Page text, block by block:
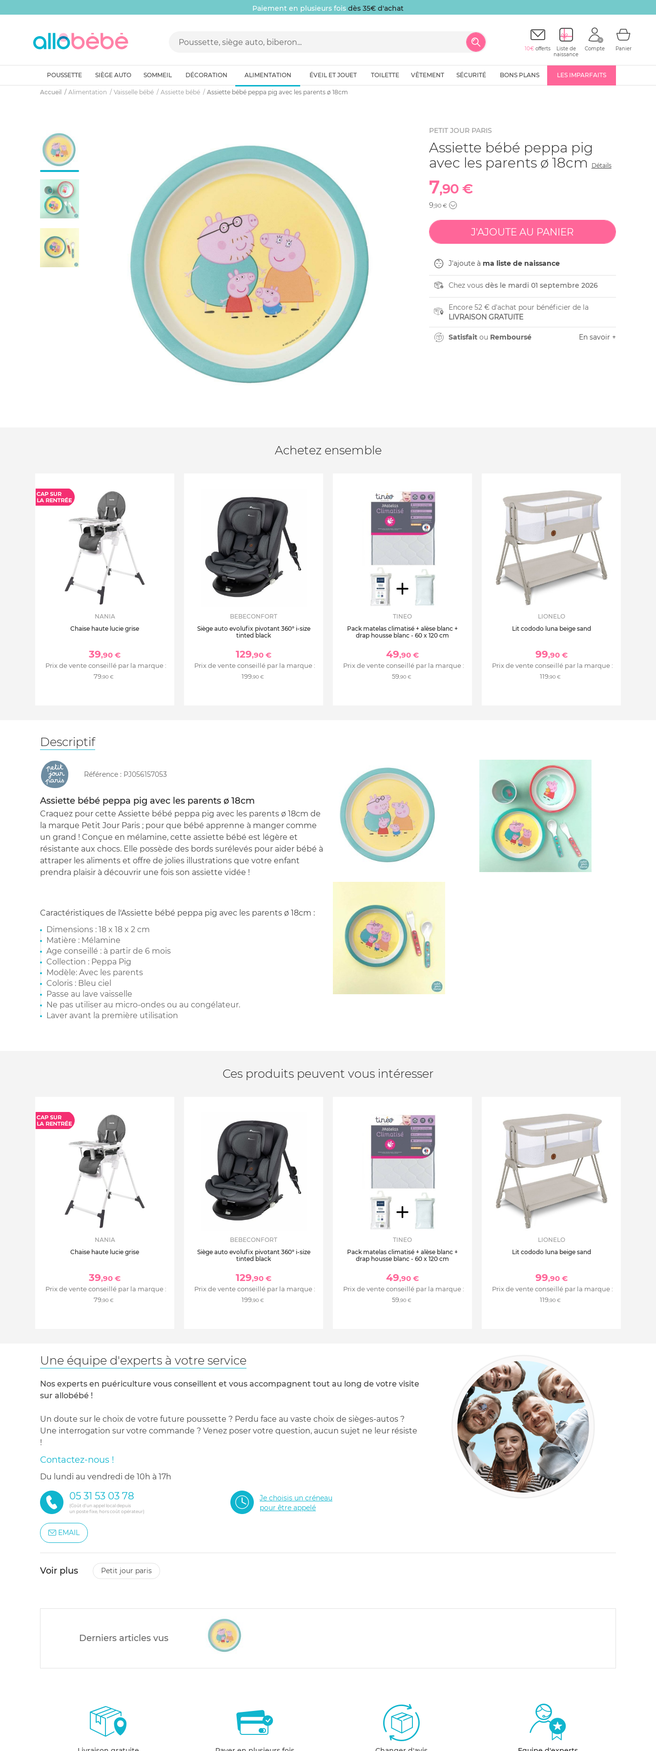
Paiement en plusieurs fois dès 35€ d'achat
10€ offerts
Liste de
naissance
Compte Panier
POUSSETTE SIÈGE AUTO SOMMEIL DÉCORATION ALIMENTATION ÉVEIL ET JOUET TOILETTE VÊTEMENT SÉCURITÉ BONS PLANS LES IMPARFAITS
Accueil Alimentation Vaisselle bébé Assiette bébé Assiette bébé peppa pig avec les parents ø 18cm
PETIT JOUR PARIS
Assiette bébé peppa pig
avec les parents ø 18cm
Détails
7,90 €
9,90 €
J'ajoute à ma liste de naissance
Chez vous dès le mardi 01 septembre 2026
Encore 52 € d'achat pour bénéficier de la
LIVRAISON GRATUITE
Satisfaitou Remboursé En savoir +
Achetez ensemble
NANIA
Chaise haute lucie grise
39,90 €
Prix de vente conseillé par la marque :
79,90 €
BEBECONFORT
Siège auto evolufix pivotant 360° i-size
tinted black
129,90 €
Prix de vente conseillé par la marque :
199,90 €
TINEO
Pack matelas climatisé + alèse blanc +
drap housse blanc - 60 x 120 cm
49,90 €
Prix de vente conseillé par la marque :
59,90 €
LIONELO
Lit cododo luna beige sand
99,90 €
Prix de vente conseillé par la marque :
119,90 €
Descriptif
Référence : PJ056157053
Assiette bébé peppa pig avec les parents ø 18cm
Craquez pour cette Assiette bébé peppa pig avec les parents ø 18cm de
la marque Petit Jour Paris ; pour que bébé apprenne à manger comme
un grand ! Conçue en mélamine, cette assiette bébé est légère et
résistante aux chocs. Elle possède des bords surélevés pour aider bébé à
attraper les aliments et offre de jolies illustrations que votre enfant
prendra plaisir à découvrir une fois son assiette vidée !
Caractéristiques de l'Assiette bébé peppa pig avec les parents ø 18cm :
Dimensions : 18 x 18 x 2 cm
Matière : Mélamine
Age conseillé : à partir de 6 mois
Collection : Peppa Pig
Modèle: Avec les parents
Coloris : Bleu ciel
Passe au lave vaisselle
Ne pas utiliser au micro-ondes ou au congélateur.
Laver avant la première utilisation
Ces produits peuvent vous intéresser
NANIA
Chaise haute lucie grise
39,90 €
Prix de vente conseillé par la marque :
79,90 €
BEBECONFORT
Siège auto evolufix pivotant 360° i-size
tinted black
129,90 €
Prix de vente conseillé par la marque :
199,90 €
TINEO
Pack matelas climatisé + alèse blanc +
drap housse blanc - 60 x 120 cm
49,90 €
Prix de vente conseillé par la marque :
59,90 €
LIONELO
Lit cododo luna beige sand
99,90 €
Prix de vente conseillé par la marque :
119,90 €
Une équipe d'experts à votre service
Nos experts en puériculture vous conseillent et vous accompagnent tout au long de votre visite
sur allobébé !
Un doute sur le choix de votre future poussette ? Perdu face au vaste choix de sièges-autos ?
Une interrogation sur votre commande ? Venez poser votre question, aucun sujet ne leur résiste
!
Contactez-nous !
du lundi au vendredi de 10h à 17h
05 31 53 03 78
(Coût d'un appel local depuis
un poste fixe, hors coût opérateur)
Je choisis un créneau
pour être appelé
EMAIL
Voir plus petit jour paris
Derniers articles vus